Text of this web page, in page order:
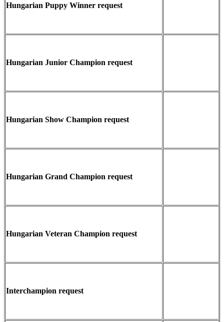
Hungarian Puppy Winner request
Hungarian Junior Champion request
Hungarian Show Champion request
Hungarian Grand Champion request
Hungarian Veteran Champion request
Interchampion request